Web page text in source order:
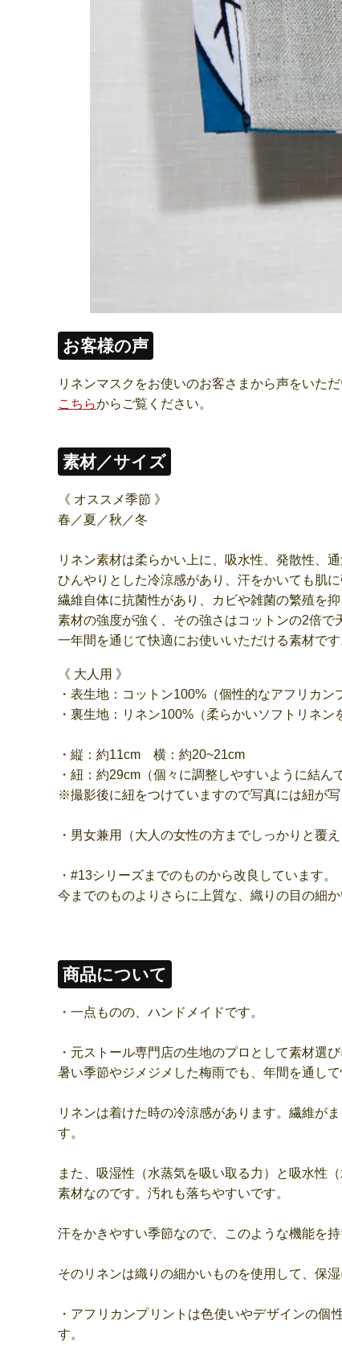
お客様の声
リネンマスクをお使いのお客さまから声をいただ
こちらからご覧ください。
素材／サイズ
《 オススメ季節 》
春／夏／秋／冬
リネン素材は柔らかい上に、吸水性、発散性、
ひんやりとした冷涼感があり、汗をかいても肌
繊維自体に抗菌性があり、カビや雑菌の繁殖を
素材の強度が強く、その強さはコットンの2倍で
一年間を通じて快適にお使いいただける素材です
《 大人用 》
・表生地：コットン100%（個性的なアフリカン
・裏生地：リネン100%（柔らかいソフトリネン
・縦：約11cm 横：約20~21cm
・紐：約29cm（個々に調整しやすいように結ん
※撮影後に紐をつけていますので写真には紐が
・男女兼用（大人の女性の方までしっかりと覆
・#13シリーズまでのものから改良しています。
今までのものよりさらに上質な、織りの目の細
商品について
・一点ものの、ハンドメイドです。
・元ストール専門店の生地のプロとして素材選
暑い季節やジメジメした梅雨でも、年間を通し
リネンは着けた時の冷涼感があります。繊維が
す。
また、吸湿性（水蒸気を吸い取る力）と吸水性
素材なのです。汚れも落ちやすいです。
汗をかきやすい季節なので、このような機能を
そのリネンは織りの細かいものを使用して、保湿
・アフリカンプリントは色使いやデザインの
す。